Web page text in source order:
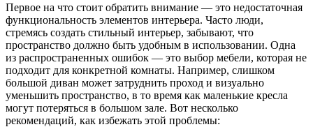
Первое на что стоит обратить внимание — это недостаточная
функциональность элементов интерьера. Часто люди,
стремясь создать стильный интерьер, забывают, что
пространство должно быть удобным в использовании. Одна
из распространенных ошибок — это выбор мебели, которая не
подходит для конкретной комнаты. Например, слишком
большой диван может затруднить проход и визуально
уменьшить пространство, в то время как маленькие кресла
могут потеряться в большом зале. Вот несколько
рекомендаций, как избежать этой проблемы: